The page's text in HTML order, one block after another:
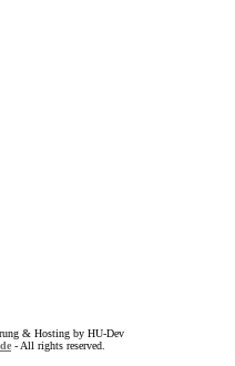
& Hosting by HU-Dev
- All rights reserved.